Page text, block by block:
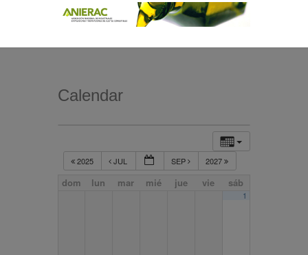
Calendar
2025 JUL SEP 2027
dom lun mar mié jue vie sáb
1